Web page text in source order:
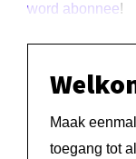
word abonnee!
Maak
toegang tot